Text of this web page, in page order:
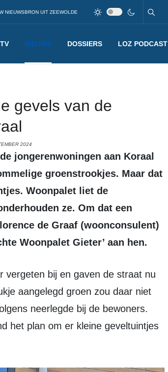
NIEUWSBRON UIT ZEEWOLDE
TV NIEUWS DOSSIERS LOZ PODCAST
gevels van de
2024
groenstrookjes. Maar dat
Woonpalet liet de
ze. Om dat een
de Graaf (woonconsulent)
Woonpalet Gieter’ aan hen.
aangelegd groen zou daar niet
neerlegde bij de bewoners.
het plan om er kleine geveltuintjes